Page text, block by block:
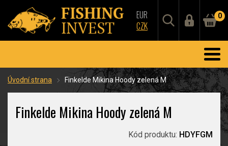
EUR
CZK
0
Úvodní strana Finkelde Mikina Hoody zelená M
Finkelde Mikina Hoody zelená M
Kód produktu: HDYFGM